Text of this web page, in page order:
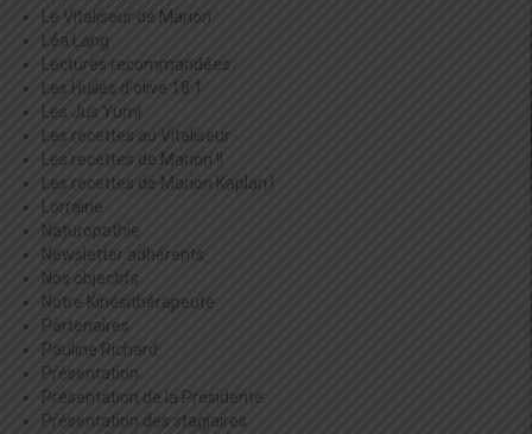
Le Vitaliseur de Marion
Léa Lang
Lectures recommandées
Les Huiles d'olive 18:1
Les Jus Yumi
Les recettes au Vitaliseur
Les recettes de Marion !!
Les recettes de Marion Kaplan !
Lorraine
Naturopathie
Newsletter adhérents
Nos objectifs
Notre Kinésithérapeute
Partenaires
Pauline Richard
Présentation
Présentation de la Présidente
Présentation des stagiaires